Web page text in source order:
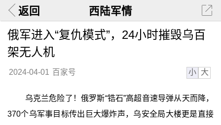
返回 西陆军情
俄军进入“复仇模式”，24小时摧毁乌百
架无人机
2024-04-01 百家号 小 大
乌克兰危险了！俄罗斯“锆石”高超音速导弹从天而降，
370个乌军事目标传出巨大爆炸声，乌安全局大楼更是直接